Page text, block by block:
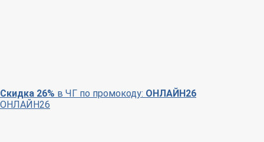
Скидка 26% в ЧГ по промокоду: ОНЛАЙН26
ОНЛАЙН26